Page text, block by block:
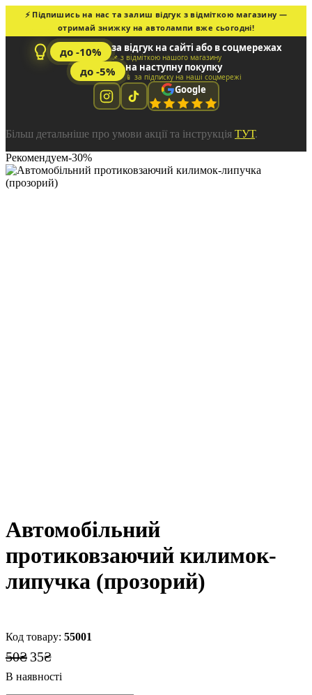
⚡ Підпишись на нас та залиш відгук з відміткою магазину —
отримай знижку на автолампи вже сьогодні!
до -10% за відгук на сайті або в соцмережах
📌 з відміткою нашого магазину
до -5% на наступну покупку
📱 за підписку на наші соцмережі
Google
Більш детальніше про умови акції та інструкція ТУТ.
Рекомендуем-30%
Автомобільний
протиковзаючий килимок-
липучка (прозорий)
55001
50₴ 35₴